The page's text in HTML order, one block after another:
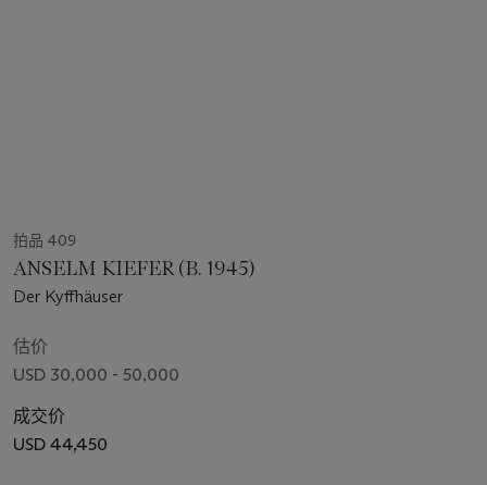
拍品 409
ANSELM KIEFER (B. 1945)
Der Kyffhäuser
估价
USD 30,000 - 50,000
成交价
USD 44,450